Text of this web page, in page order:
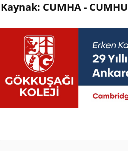
Kaynak: CUMHA -